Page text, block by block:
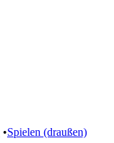
•Spielen (draußen)